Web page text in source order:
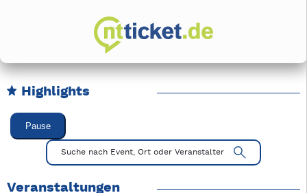
Highlights
Karussell Veranstaltungen überspringen
Pause
Mit Tab zu den Steuerelementen wechseln. Mit Pfeiltasten
Suche nach Event, Ort oder Veranstalter
Veranstaltungen